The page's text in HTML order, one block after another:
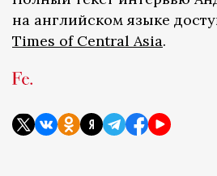
на английском языке
Times of Central Asia.